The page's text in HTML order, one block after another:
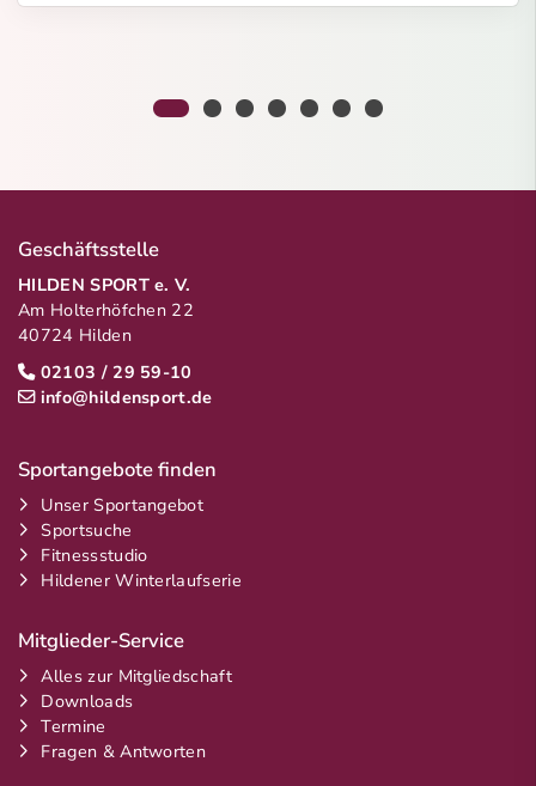
Geschäftsstelle
HILDEN SPORT e. V.
Am Holterhöfchen 22
40724 Hilden
02103 / 29 59-10
info@hildensport.de
Sportangebote finden
Unser Sportangebot
Sportsuche
Fitnessstudio
Hildener Winterlaufserie
Mitglieder-Service
Alles zur Mitgliedschaft
Downloads
Termine
Fragen & Antworten